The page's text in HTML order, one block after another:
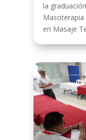
la
en Masaje